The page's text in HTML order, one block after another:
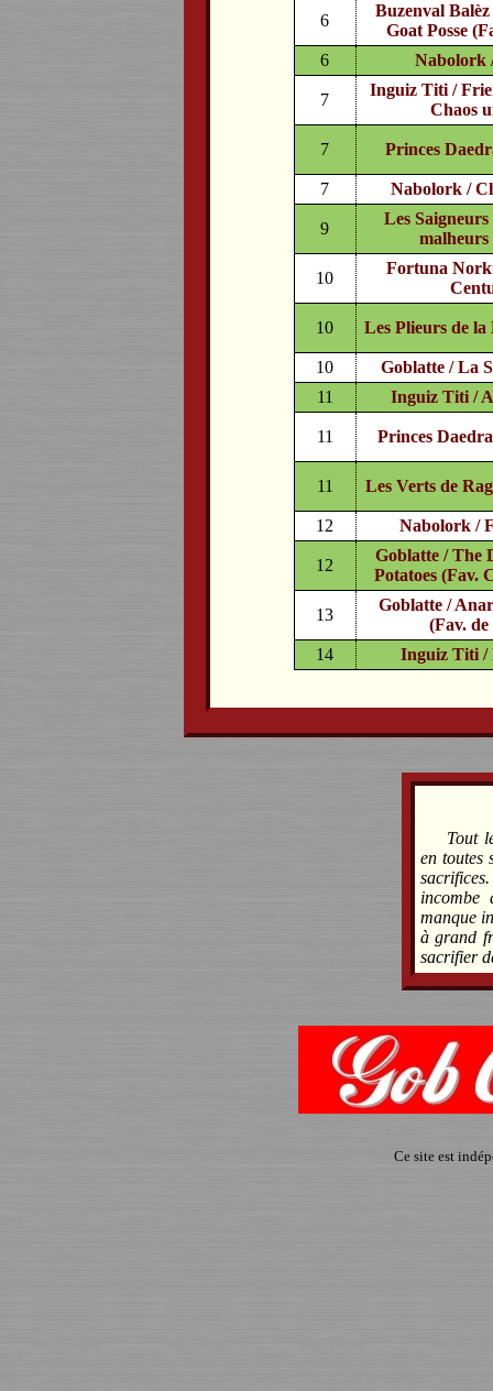
6
Buzenval
Goat Posse
6
Nabolork
7
Inguiz Titi /
Chaos
7 Princes
7 Nabolork /
9
Les
malheurs
10
Fortuna
10 Les Plieurs de
10
Goblatte / La
11
Inguiz Titi /
11 Princes
11 Les Verts de
12 Nabolork /
12
Goblatte / The
Potatoes (Fav.
13
Goblatte /
(Fav.
14
Inguiz Titi /
Tout
en toutes
incombe
manque
à grand
sacrifier
Ce site est